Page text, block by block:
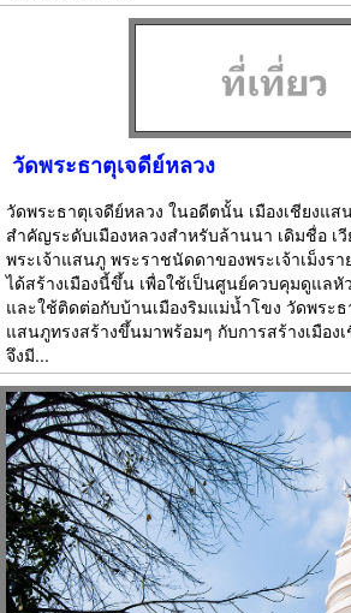
วัดพระธาตุเจดีย์หลวง
วัดพระธาตุเจดีย์หลวง ในอดีตนั้น เมืองเชียงแส
สำคัญระดับเมืองหลวงสำหรับล้านนา เดิมชื่อ เ
พระเจ้าแสนภู พระราชนัดดาของพระเจ้าเม็งร
ได้สร้างเมืองนี้ขึ้น เพื่อใช้เป็นศูนย์ควบคุมดูแลหั
และใช้ติดต่อกับบ้านเมืองริมแม่น้ำโขง วัดพระธ
แสนภูทรงสร้างขึ้นมาพร้อมๆ กับการสร้างเมือ
จึงมี...